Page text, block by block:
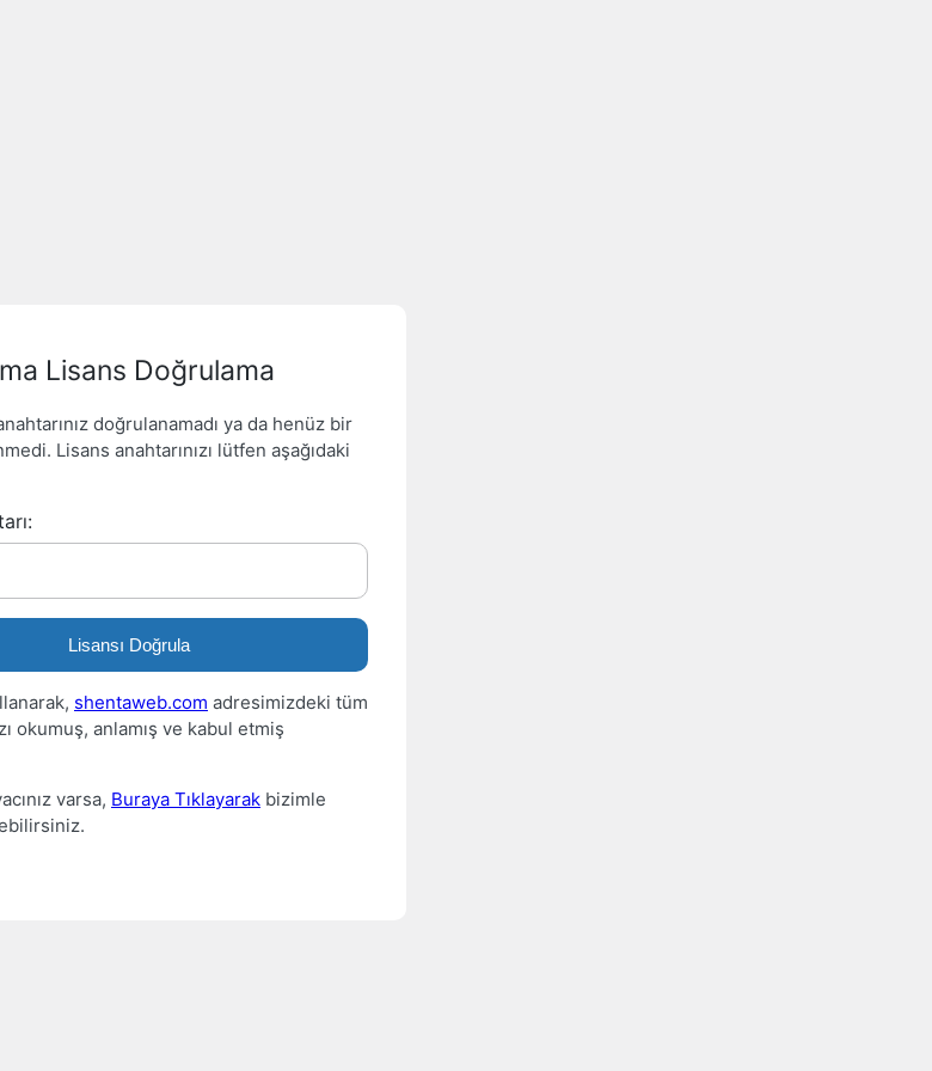
Lisans Doğrulama
doğrulanamadı ya da henüz bir
Lisans anahtarınızı lütfen aşağıdaki
Lisansı Doğrula
shentaweb.com adresimizdeki tüm
okumuş, anlamış ve kabul etmiş
varsa, Buraya Tıklayarak bizimle